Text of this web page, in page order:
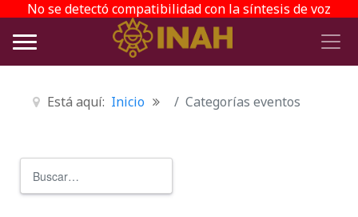
No se detectó compatibilidad con la síntesis de voz
Está aquí: Inicio Categorías eventos